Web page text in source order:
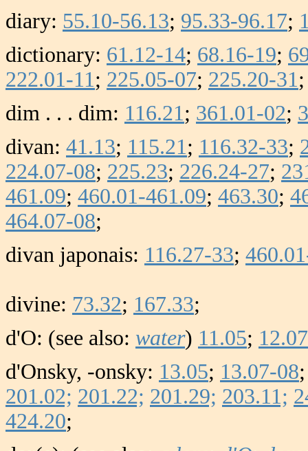
diary: 55.10-56.13; 95.33-96.17;
dictionary: 61.12-14; 68.16-19;
222.01-11; 225.05-07; 225.20-31
dim . . . dim: 116.21; 361.01-02;
divan: 41.13; 115.21; 116.32-33;
224.07-08; 225.23; 226.24-27;
461.09; 460.01-461.09; 463.30;
464.07-08;
divan japonais: 116.27-33;
divine: 73.32; 167.33;
d'O: (see also: water) 11.05; 12.07
d'Onsky, -onsky: 13.05; 13.07-08
201.02; 201.22; 201.29; 203.11;
424.20;